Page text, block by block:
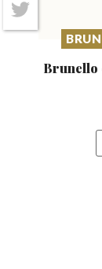
Brunello
Twitter